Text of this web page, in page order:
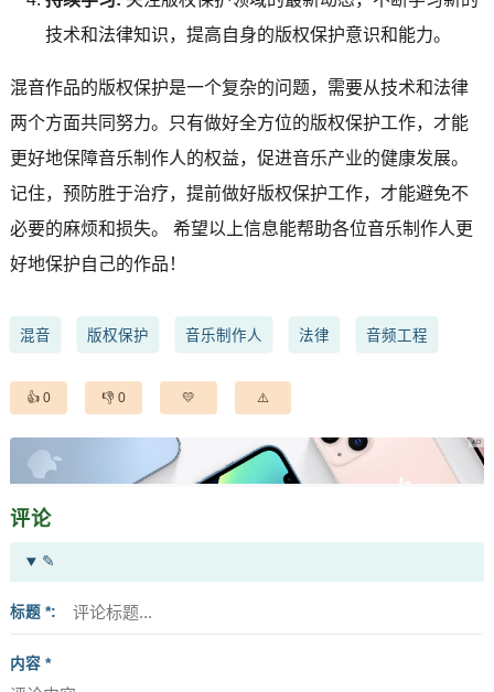
技术和法律知识，提高自身的版权保护意识和能力。
混音作品的版权保护是一个复杂的问题，需要从技术和法律
两个方面共同努力。只有做好全方位的版权保护工作，才能
更好地保障音乐制作人的权益，促进音乐产业的健康发展。
记住，预防胜于治疗，提前做好版权保护工作，才能避免不
必要的麻烦和损失。 希望以上信息能帮助各位音乐制作人更
好地保护自己的作品！
混音 版权保护 音乐制作人 法律 音频工程
0 0
评论
✎
标题 *
内容 *